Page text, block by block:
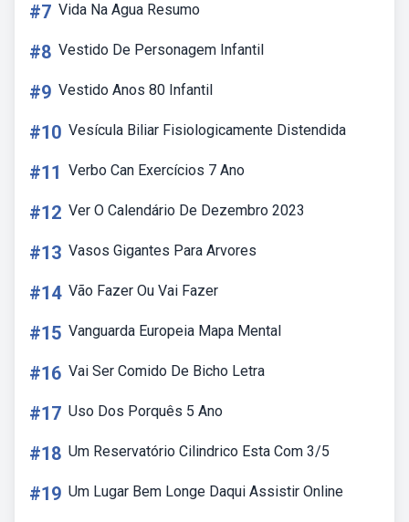
#7 Vida Na Agua Resumo
#8 Vestido De Personagem Infantil
#9 Vestido Anos 80 Infantil
#10 Vesícula Biliar Fisiologicamente Distendida
#11 Verbo Can Exercícios 7 Ano
#12 Ver O Calendário De Dezembro 2023
#13 Vasos Gigantes Para Arvores
#14 Vão Fazer Ou Vai Fazer
#15 Vanguarda Europeia Mapa Mental
#16 Vai Ser Comido De Bicho Letra
#17 Uso Dos Porquês 5 Ano
#18 Um Reservatório Cilindrico Esta Com 3/5
#19 Um Lugar Bem Longe Daqui Assistir Online